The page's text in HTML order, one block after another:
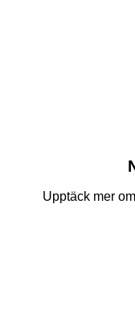
Upptäck mer